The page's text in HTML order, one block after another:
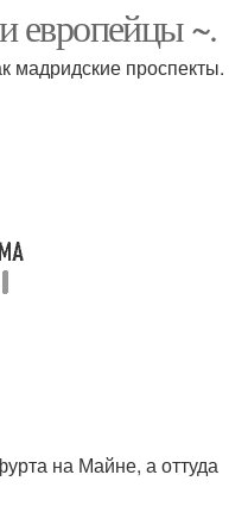
Макияж и прическа в
салоне
европейцы ~.
мадридские проспекты.
на Майне, а оттуда